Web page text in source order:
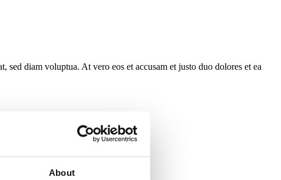
About
diam voluptua. At vero eos et accusam et justo duo dolores et ea